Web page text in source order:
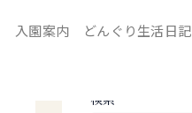
入園案内 どんぐり生活日記
検索